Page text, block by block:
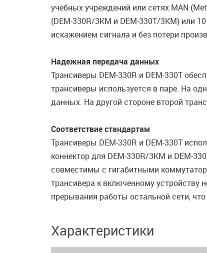
учебных учреждений или сетях MAN
(DEM-330R/3KM и DEM-330T/3KM) или
искажением сигнала и без потери
Надежная передача данных
Трансиверы DEM-330R и DEM-330T
трансиверы используется в паре. На
данных. На другой стороне второй
Соответствие стандартам
Трансиверы DEM-330R и DEM-330T
коннектор для DEM-330R/3KM и DEM-
совместимы с гигабитными
трансивера к включенному устройству
прерывания работы остальной сети,
Характеристики